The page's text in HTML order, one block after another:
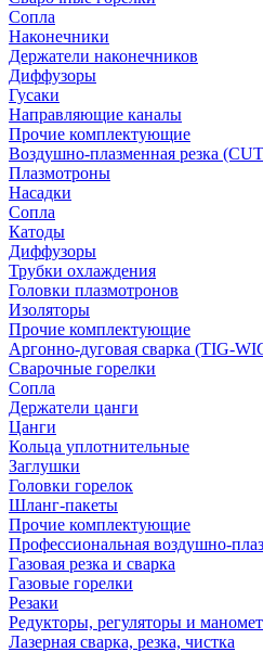
Сопла
Наконечники
Держатели наконечников
Диффузоры
Гусаки
Направляющие каналы
Прочие комплектующие
Воздушно-плазменная резка
Плазмотроны
Насадки
Сопла
Катоды
Диффузоры
Трубки охлаждения
Головки плазмотронов
Изоляторы
Прочие комплектующие
Аргонно-дуговая сварка (TIG-
Сварочные горелки
Сопла
Держатели цанги
Цанги
Кольца уплотнительные
Заглушки
Головки горелок
Шланг-пакеты
Прочие комплектующие
Профессиональная воздушно-
Газовая резка и сварка
Газовые горелки
Резаки
Редукторы, регуляторы и
Лазерная сварка, резка, чистка